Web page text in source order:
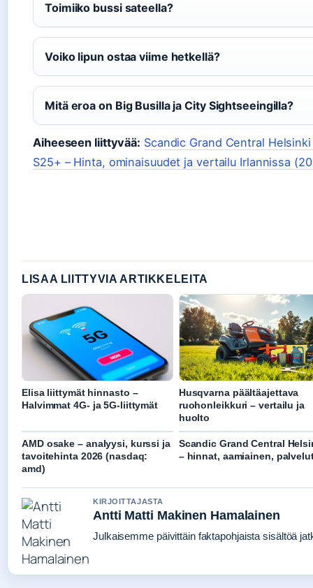
Toimiiko bussi sateella?
Voiko lipun ostaa viime hetkellä?
Mitä eroa on Big Busilla ja City Sightseeingilla?
Aiheeseen liittyvää: Scandic Grand Central
S25+ – Hinta, ominaisuudet ja vertailu Irlannissa
LISAA LIITTYVIA ARTIKKELEITA
Elisa liittymät hinnasto –
Halvimmat 4G- ja 5G-liittymät
Husqvarna päältäajettava
ruohonleikkuri – vertailu ja
huolto
AMD osake – analyysi, kurssi ja
tavoitehinta 2026 (nasdaq:
amd)
Scandic Grand Central
– hinnat, aamiainen,
KIRJOITTAJASTA
Antti Matti Makinen Hamalainen
Julkaisemme päivittäin faktapohjaista sisältöä